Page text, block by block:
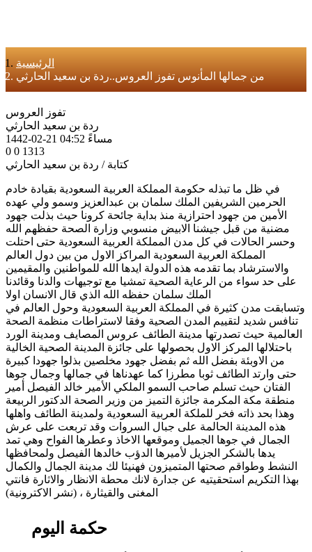
الرئيسية
من جمالها المأنوس تفوز العروس..ردة بن سعيد الحارثي
تفوز العروس
ردة بن سعيد الحارثي
1442-02-21 04:52 مساءً
0 0 1313
كتابة / ردة بن سعيد الحارثي
في ظل ما تبذله حكومة المملكة العربية السعودية بقيادة خادم
الحرمين الشريفين الملك سلمان بن عبدالعزيز وسمو ولي عهده
الأمين من جهود احترازية منذ بداية جائحة كرونا حيث بذلت جهود
مضنية من قبل جيشنا الابيض منسوبي وزارة الصحة حفظهم الله
وحسر الحالات في كل مدن المملكة العربية السعودية حتى احتلت
المملكة العربية السعودية المراكز الاول من بين دول العالم
والاسترشاد بما تقدمه هذه الدولة ايدها الله للمواطنين والمقيمين
على حد سواء من الرعاية الصحية تمشيا مع توجيهات والدنا وقائدنا
الملك سلمان حفظه الله الذي قال الانسان اولا
وتسابقت مدن كثيرة في المملكة العربية السعودية وحول العالم في
تنافس شديد لتقييم المدن الصحية وفقا لاستراطات منظمة الصحة
العالمية حيث تصدرتها مدينة الطائف عروس المصايف ومدينة الورد
باحتلالها المركز الاول بحصولها على جائزة المدينة الصحية الخالية
من الاوبئة بفضل الله ثم بفضل جهود مخلصين بذلوا جهودا كبيرة
حتى وارتد الطائف ثوبا مطرزا كما عهدناها في جمالها وجمال جوها
الفتان حيث تسلم صاحب السمو الملكي الأمير خالد الفيصل أمير
منطقة مكة المكرمة جائزة التميز من وزير الصحة الدكتور الربيعة
وهذا بحد ذاته فخر للملكة العربية السعودية ولمدينة الطائف واهلها
هذه المدينة الحالمة على جبال السروات وقد تربعت على عرش
الجمال في جوها الجميل وموقعها الاخاذ وعطرها الفواح وهي تمد
يدها بالشكر الجزيل لأميرها الدؤب خالدها الفيصل ولمحافظها
النشط وطواقم صحتها المتميزون فهنيئا لك مدينة الجمال والكمال
بهذا التكريم استحقيتيه عن جدارة لانك محطة الانظار والاثارة فانتي
المغنى والقيثارة ، (نشر الاكترونية)
حكمة اليوم